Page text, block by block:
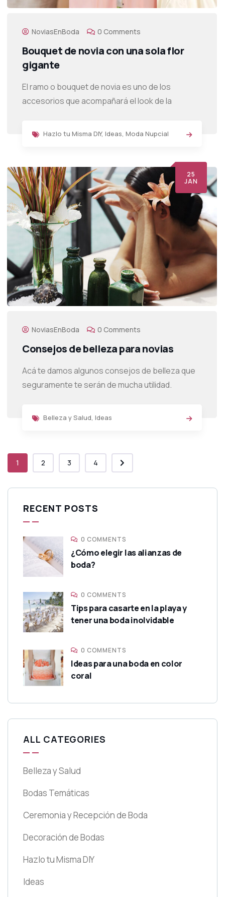
NoviasEnBoda 0 Comments
Bouquet de novia con una sola flor
gigante
El ramo o bouquet de novia es uno de los
accesorios que acompañará el look de la
Hazlo tu Misma DIY, Ideas, Moda Nupcial
25
JAN
NoviasEnBoda 0 Comments
Consejos de belleza para novias
Acá te damos algunos consejos de belleza que
seguramente te serán de mucha utilidad.
Belleza y Salud, Ideas
1 2 3 4
RECENT POSTS
0 COMMENTS
¿Cómo elegir las alianzas de
boda?
0 COMMENTS
Tips para casarte en la playa y
tener una boda inolvidable
0 COMMENTS
Ideas para una boda en color
coral
ALL CATEGORIES
Belleza y Salud
Bodas Temáticas
Ceremonia y Recepción de Boda
Decoración de Bodas
Hazlo tu Misma DIY
Ideas